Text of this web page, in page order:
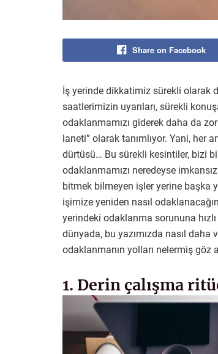
Share on Facebook
İş yerinde dikkatimiz sürekli olarak
saatlerimizin uyarıları, sürekli
odaklanmamızı giderek daha da
laneti” olarak tanımlıyor. Yani, her
dürtüsü… Bu sürekli kesintiler, bizi
odaklanmamızı neredeyse
bitmek bilmeyen işler yerine başka
işimize yeniden nasıl
yerindeki odaklanma sorununa
dünyada, bu yazımızda nasıl
odaklanmanın yolları nelermiş göz
1. Derin çalışma